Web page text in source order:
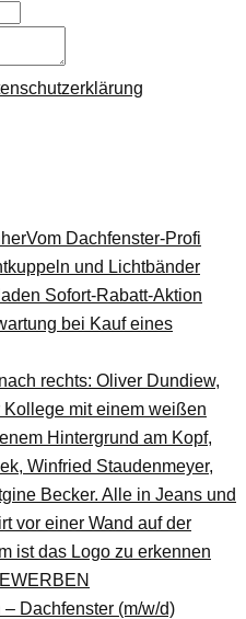
Vom Dachfenster-Profi
und Lichtbänder
Sofort-Rabatt-Aktion
bei Kauf eines
Dachfenster (m/w/d)